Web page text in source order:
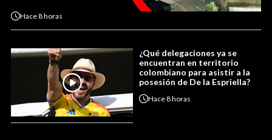
Hace8 horas
¿Qué delegaciones ya se
encuentran en territorio
colombiano para asistir a la
posesión de De la Espriella?
Hace8 horas